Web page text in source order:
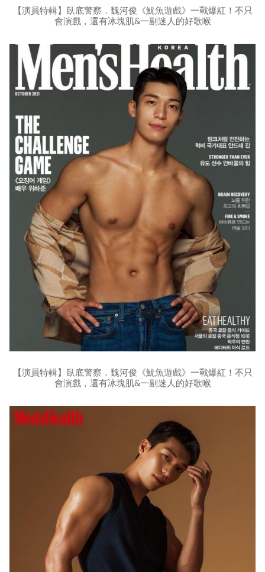
【演員特輯】臥底警察．魏河俊《魷魚遊戲》一戰爆紅！不只
會演戲，還有冰塊肌&一副迷人的好歌喉
【演員特輯】臥底警察．魏河俊《魷魚遊戲》一戰爆紅！不只
會演戲，還有冰塊肌&一副迷人的好歌喉